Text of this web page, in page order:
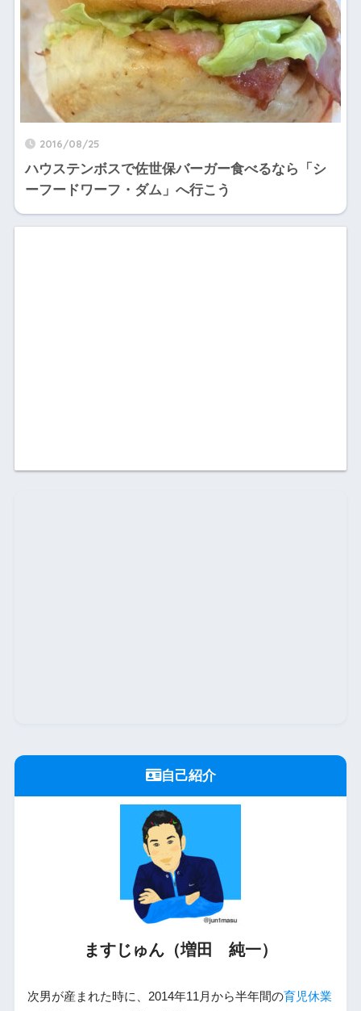
2016/08/25
ハウステンボスで佐世保バーガー食べるなら「シ
ーフードワーフ・ダム」へ行こう
自己紹介
ますじゅん（増田 純一）
次男が産まれた時に、2014年11月から半年間の育児休業